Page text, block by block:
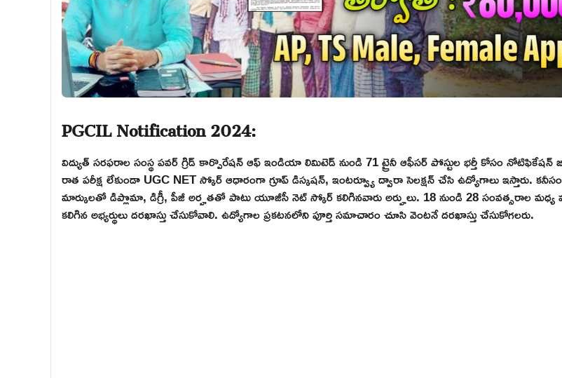
PGCIL Notification 2024:
విద్యుత్ సరఫరాల సంస్థ పవర్ గ్రిడ్ కార్పొరేషన్ ఆఫ్ ఇండియా లిమిటెడ్ నుండి 71 ట్రైనీ ఆఫీసర్ పోస్టుల భర్తీ కోసం
రాత పరీక్ష లేకుండా UGC NET స్కోర్ ఆధారంగా గ్రూప్ డిస్కషన్, ఇంటర్వ్యూ ద్వారా సెలక్షన్ చేసి ఉద్యోగాలు ఇస్తారు.
మార్కులతో డిప్లొమా, డిగ్రీ, పీజీ అర్హతతో పాటు యూజీసీ నెట్ స్కోర్ కలిగినవారు అర్హులు. 18 నుండి 28 సంవత్సరాల మధ్య
కలిగిన అభ్యర్థులు దరఖాస్తు చేసుకోవాలి. ఉద్యోగాల ప్రకటనలోని పూర్తి సమాచారం చూసి వెంటనే దరఖాస్తు చేసుకోగలరు.